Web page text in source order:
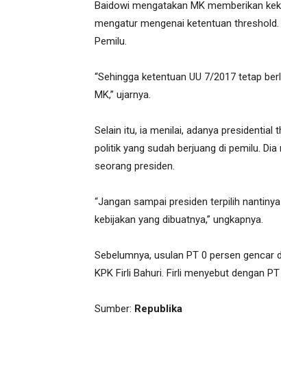
Baidowi mengatakan MK memberikan
mengatur mengenai ketentuan
Pemilu.
“Sehingga ketentuan UU 7/2017 tetap
MK,” ujarnya.
Selain itu, ia menilai, adanya
politik yang sudah berjuang di pemilu.
seorang presiden.
“Jangan sampai presiden terpilih
kebijakan yang dibuatnya,” ungkapnya.
Sebelumnya, usulan PT 0 persen gencar
KPK Firli Bahuri. Firli menyebut dengan
Sumber: Republika